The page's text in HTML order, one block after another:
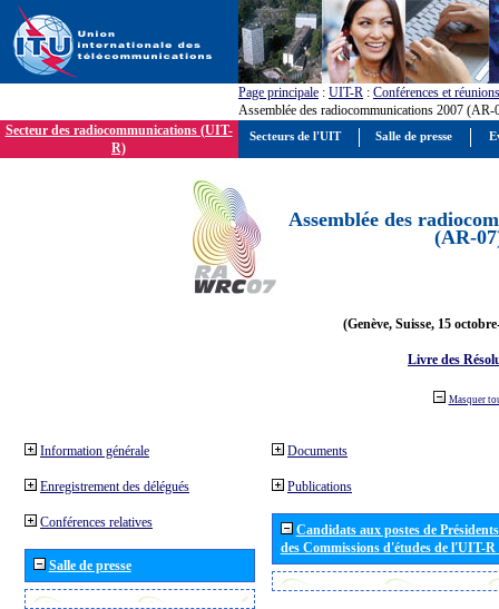
Page principale : UIT-R : Conférences et réunions
Assemblée des radiocommunications 2007 (AR-
Secteur des radiocommunications (UIT-
R)
Assemblée des
(AR-
(Genève, Suisse, 15
Livre des
Masquer
Information générale
Enregistrement des délégués
Conférences relatives
Salle de presse
Documents
Publications
Candidats aux postes de
des Commissions d'études de l'UIT-
Secteurs de l'UIT Salle de presse